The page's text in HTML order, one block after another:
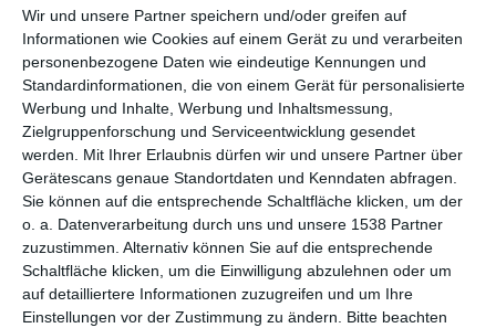
Wir und unsere Partner speichern und/oder greifen auf
Informationen wie Cookies auf einem Gerät zu und verarbeiten
personenbezogene Daten wie eindeutige Kennungen und
Standardinformationen, die von einem Gerät für personalisierte
Werbung und Inhalte, Werbung und Inhaltsmessung,
Zielgruppenforschung und Serviceentwicklung gesendet
werden. Mit Ihrer Erlaubnis dürfen wir und unsere Partner über
Gerätescans genaue Standortdaten und Kenndaten abfragen.
Sie können auf die entsprechende Schaltfläche klicken, um der
o. a. Datenverarbeitung durch uns und unsere 1538 Partner
zuzustimmen. Alternativ können Sie auf die entsprechende
Schaltfläche klicken, um die Einwilligung abzulehnen oder um
auf detailliertere Informationen zuzugreifen und um Ihre
Einstellungen vor der Zustimmung zu ändern. Bitte beachten
Flur mit
Backsteinmauer
Zu den Favoriten hinzufügen
Helle Diele mit
eleganter Treppe